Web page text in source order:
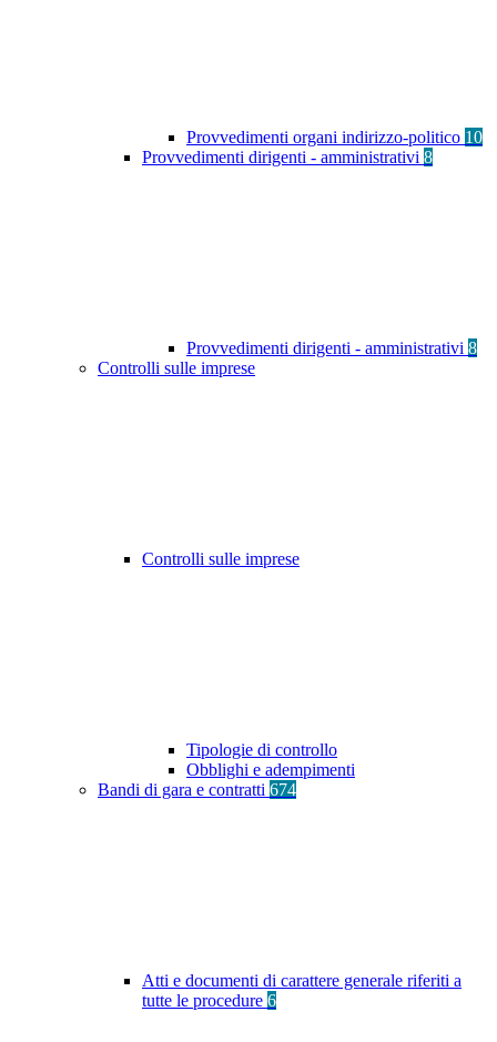
Provvedimenti organi indirizzo-politico 10
Provvedimenti dirigenti - amministrativi 8
Provvedimenti dirigenti - amministrativi 8
Controlli sulle imprese
Controlli sulle imprese
Tipologie di controllo
Obblighi e adempimenti
Bandi di gara e contratti 674
Atti e documenti di carattere generale riferiti a
tutte le procedure 6